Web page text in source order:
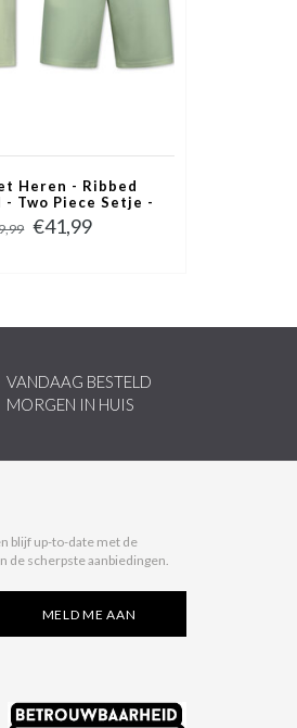
Heren - Ribbed
- Two Piece Setje -
Co ord Set - 918 -
Beige
€41,99
VANDAAG BESTELD
MORGEN IN HUIS
blijf up-to-date met de
de scherpste aanbiedingen.
MELD ME AAN